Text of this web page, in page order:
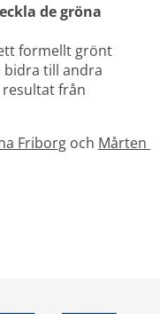
de gröna
formellt grönt
bidra till andra
från
Friborg och Mårten